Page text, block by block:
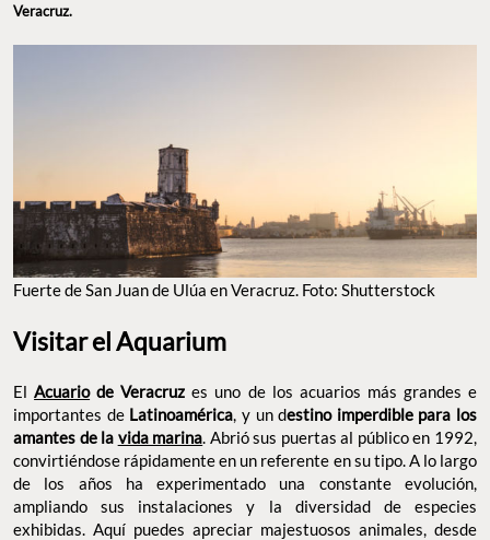
Veracruz.
Fuerte de San Juan de Ulúa en Veracruz. Foto: Shutterstock
Visitar el Aquarium
ElAcuariode Veracruz es uno de los acuarios más grandes e
importantes de Latinoamérica, y un destino imperdible para los
amantes de la vida marina. Abrió sus puertas al público en 1992,
convirtiéndose rápidamente en un referente en su tipo. A lo largo
de los años ha experimentado una constante evolución,
ampliando sus instalaciones y la diversidad de especies
exhibidas. Aquí puedes apreciar majestuosos animales, desde